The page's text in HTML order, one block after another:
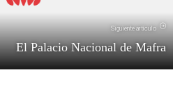
Siguiente artículo
El Palacio Nacional de Mafra